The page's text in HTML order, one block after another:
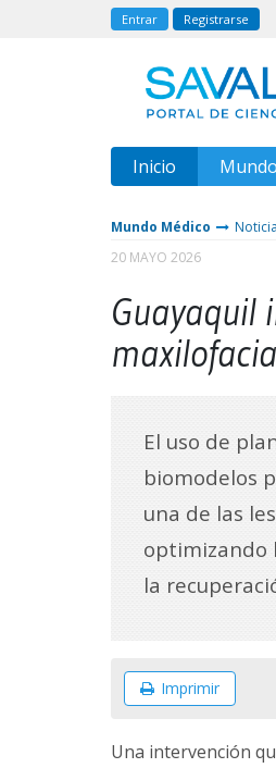
Entrar Registrarse
Inicio
Mundo Médico
20 MAYO 2026
Guayaquil
El uso de
biomodelos
una de las
optimizando
la
Imprimir
Una intervención